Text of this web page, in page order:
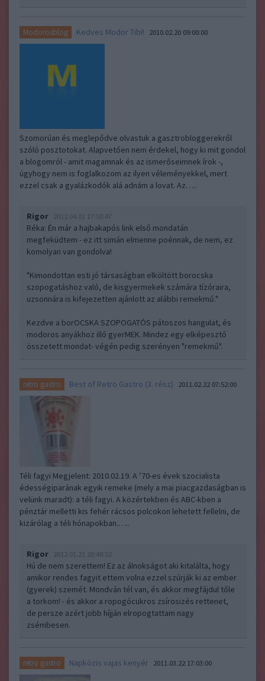
Modorosblog Kedves Modor Tibi! 2010.02.20 09:00:00
Szomorúan és meglepődve olvastuk a gasztrobloggerekről
szóló posztotokat. Alapvetően nem érdekel, hogy ki mit gondol
a blogomról - amit magamnak és az ismerőseimnek írok -,
úgyhogy nem is foglalkozom az ilyen véleményekkel, mert
ezzel csak a gyalázkodók alá adnám a lovat. Az…..
Rigor 2012.04.01 17:50:47
Réka: Én már a hajbakapós link első mondatán
megfeküdtem - ez itt simán elmenne poénnak, de nem, ez
komolyan van gondolva!
"Kimondottan esti jó társaságban elköltött borocska
szopogatáshoz való, de kisgyermekek számára tízóraira,
uzsonnára is kifejezetten ajánlott az alábbi remekmű."
Kezdve a borOCSKA SZOPOGATÓS pátoszos hangulat, és
modoros anyákhoz illő gyerMEK. Mindez egy elképesztő
összetett mondat- végén pedig szerényen "remekmű".
retro gastro Best of Retro Gastro (3. rész) 2011.02.22 07:52:00
Téli fagyi Megjelent: 2010.02.19. A ’70-es évek szocialista
édességiparának egyik remeke (mely a mai piacgazdaságban is
velünk maradt): a téli fagyi. A közértekben és ABC-kben a
pénztár melletti kis fehér rácsos polcokon lehetett fellelni, de
kizárólag a téli hónapokban.…..
Rigor 2012.01.21 20:48:52
Hú de nem szerettem! Ez az álnokságot aki kitalálta, hogy
amikor rendes fagyit ettem volna ezzel szúrják ki az ember
(gyerek) szemét. Mondván tél van, és akkor megfájdul tőle
a torkom! - és akkor a ropogócukros zsírosizés rettenet,
de persze azért jobb híjján elropogtattam nagy
zsémbesen.
retro gastro Napközis vajas kenyér 2011.03.22 17:03:00